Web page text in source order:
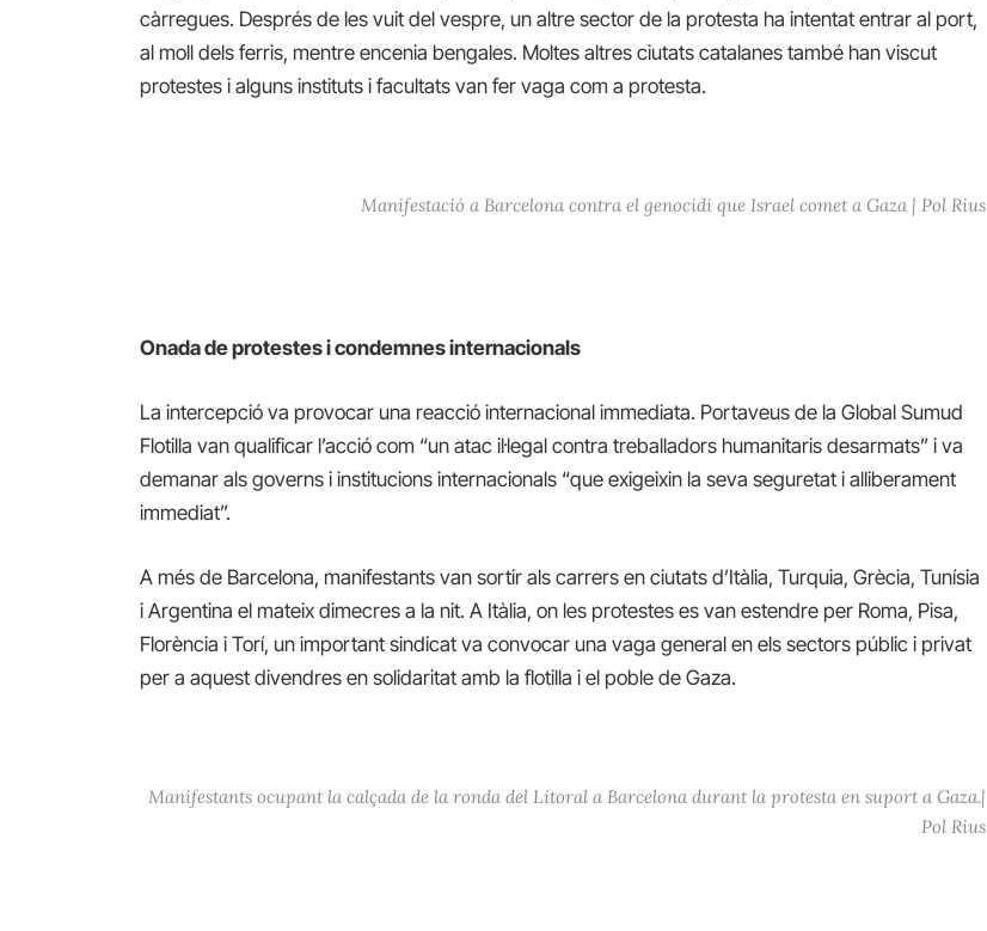
càrregues. Després de les vuit del vespre, un altre sector de la protesta ha intentat entrar al port,
al moll dels ferris, mentre encenia bengales. Moltes altres ciutats catalanes també han viscut
protestes i alguns instituts i facultats van fer vaga com a protesta.
Manifestació a Barcelona contra el genocidi que Israel comet a Gaza | Pol Rius
Onada de protestes i condemnes internacionals
La intercepció va provocar una reacció internacional immediata. Portaveus de la Global Sumud
Flotilla van qualificar l’acció com “un atac il·legal contra treballadors humanitaris desarmats” i va
demanar als governs i institucions internacionals “que exigeixin la seva seguretat i alliberament
immediat”.
A més de Barcelona, manifestants van sortir als carrers en ciutats d’Itàlia, Turquia, Grècia, Tunísia
i Argentina el mateix dimecres a la nit. A Itàlia, on les protestes es van estendre per Roma, Pisa,
Florència i Torí, un important sindicat va convocar una vaga general en els sectors públic i privat
per a aquest divendres en solidaritat amb la flotilla i el poble de Gaza.
Manifestants ocupant la calçada de la ronda del Litoral a Barcelona durant la protesta en suport a Gaza.|
Pol Rius